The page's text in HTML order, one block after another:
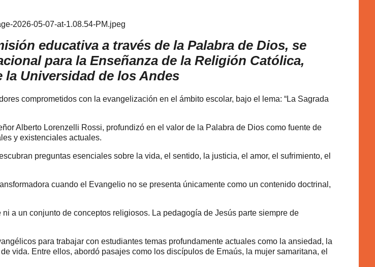
educativa a través de la Palabra de Dios, se
para la Enseñanza de la Religión Católica,
Universidad de los Andes
comprometidos con la evangelización en el ámbito escolar, bajo el lema: “La Sagrada
Alberto Lorenzelli Rossi, profundizó en el valor de la Palabra de Dios como fuente de
y existenciales actuales.
preguntas esenciales sobre la vida, el sentido, la justicia, el amor, el sufrimiento, el
cuando el Evangelio no se presenta únicamente como un contenido doctrinal,
a un conjunto de conceptos religiosos. La pedagogía de Jesús parte siempre de
para trabajar con estudiantes temas profundamente actuales como la ansiedad, la
vida. Entre ellos, abordó pasajes como los discípulos de Emaús, la mujer samaritana, el